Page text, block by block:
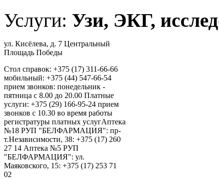
Услуги: Узи, ЭКГ,
ул. Кисёлева, д. 7 Центральный
Площадь Победы
Стол справок: +375 (17) 311-66-66
мобильный: +375 (44) 547-66-54
прием звонков: понедельник -
пятница с 8.00 до 20.00 Платные
услуги: +375 (29) 166-95-24 прием
звонков с 10.30 во время работы
регистратуры платных услугАптека
№18 РУП "БЕЛФАРМАЦИЯ": пр-
т.Независимости, 38: +375 (17) 260
27 14 Аптека №5 РУП
"БЕЛФАРМАЦИЯ": ул.
Маяковского, 15: +375 (17) 253 71
02